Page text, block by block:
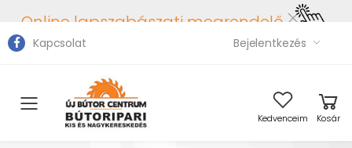
Online lapszabászati megrendelő
Kapcsolat Bejelentkezés
Toggle mobile menu Kedvenceim Kosár